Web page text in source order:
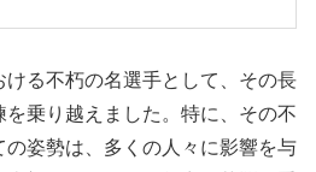
る不朽の名選手として、その長
乗り越えました。特に、その不
の姿勢は、多くの人々に影響を与